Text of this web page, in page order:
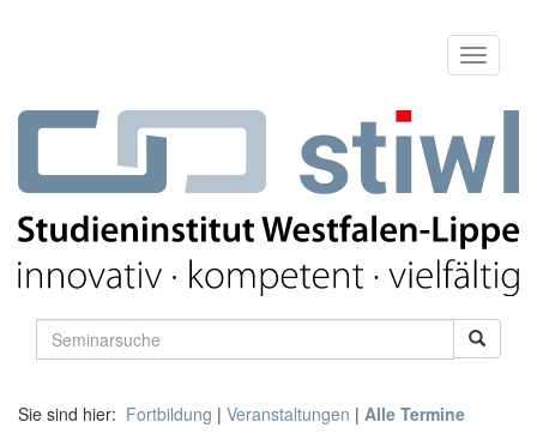
Sie sind hier: Fortbildung | Veranstaltungen | Alle Termine